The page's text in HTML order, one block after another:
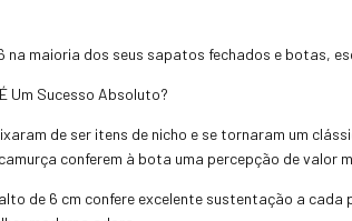
na maioria dos seus sapatos fechados e botas,
Um Sucesso Absoluto?
de ser itens de nicho e se tornaram um
conferem à bota uma percepção de valor
de 6 cm confere excelente sustentação a